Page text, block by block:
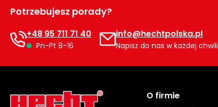
Potrzebujesz porady?
+48 95 711 71 40
Pn-Pt 8-16
info@hechtpolska.pl
Napisz do nas w każdej chwili
O firmie